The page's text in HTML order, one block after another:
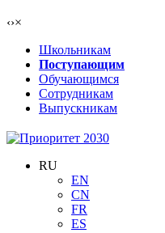
‹›×
Школьникам
Поступающим
Обучающимся
Сотрудникам
Выпускникам
RU
EN
CN
FR
ES